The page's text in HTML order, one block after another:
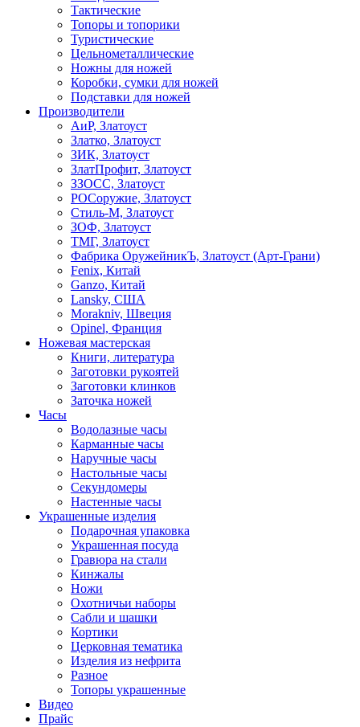
Тактические
Топоры и топорики
Туристические
Цельнометаллические
Ножны для ножей
Коробки, сумки для ножей
Подставки для ножей
Производители
АиР, Златоуст
Златко, Златоуст
ЗИК, Златоуст
ЗлатПрофит, Златоуст
ЗЗОСС, Златоуст
РОСоружие, Златоуст
Стиль-М, Златоуст
ЗОФ, Златоуст
ТМГ, Златоуст
Фабрика ОружейникЪ, Златоуст (Арт-Грани)
Fenix, Китай
Ganzo, Китай
Lansky, США
Morakniv, Швеция
Opinel, Франция
Ножевая мастерская
Книги, литература
Заготовки рукоятей
Заготовки клинков
Заточка ножей
Часы
Водолазные часы
Карманные часы
Наручные часы
Настольные часы
Секундомеры
Настенные часы
Украшенные изделия
Подарочная упаковка
Украшенная посуда
Гравюра на стали
Кинжалы
Ножи
Охотничьи наборы
Сабли и шашки
Кортики
Церковная тематика
Изделия из нефрита
Разное
Топоры украшенные
Видео
Прайс